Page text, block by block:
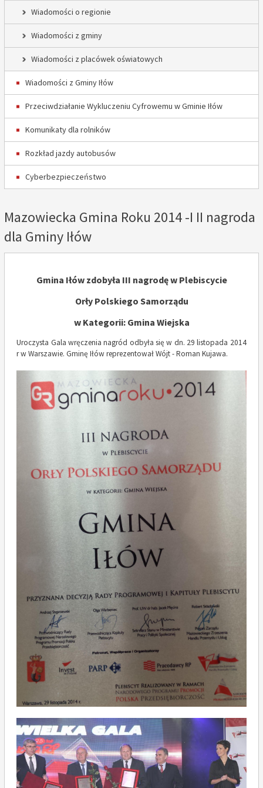
Wiadomości o regionie
Wiadomości z gminy
Wiadomości z placówek oświatowych
Wiadomości z Gminy Iłów
Przeciwdziałanie Wykluczeniu Cyfrowemu w Gminie Iłów
Komunikaty dla rolników
Rozkład jazdy autobusów
Cyberbezpieczeństwo
Mazowiecka Gmina Roku 2014 -I II nagroda
dla Gminy Iłów
Gmina Iłów zdobyła III nagrodę w Plebiscycie
Orły Polskiego Samorządu
w Kategorii: Gmina Wiejska
Uroczysta Gala wręczenia nagród odbyła się w dn. 29 listopada 2014
r w Warszawie. Gminę Iłów reprezentował Wójt - Roman Kujawa.